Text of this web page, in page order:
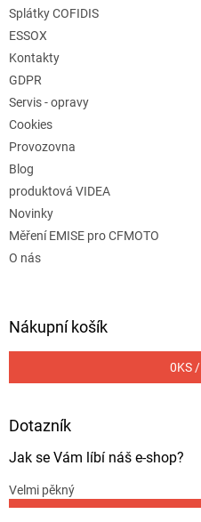
Splátky COFIDIS
ESSOX
Kontakty
GDPR
Servis - opravy
Cookies
Provozovna
Blog
produktová VIDEA
Novinky
Měření EMISE pro CFMOTO
O nás
Nákupní košík
0KS /
Dotazník
Jak se Vám líbí náš e-shop?
Velmi pěkný